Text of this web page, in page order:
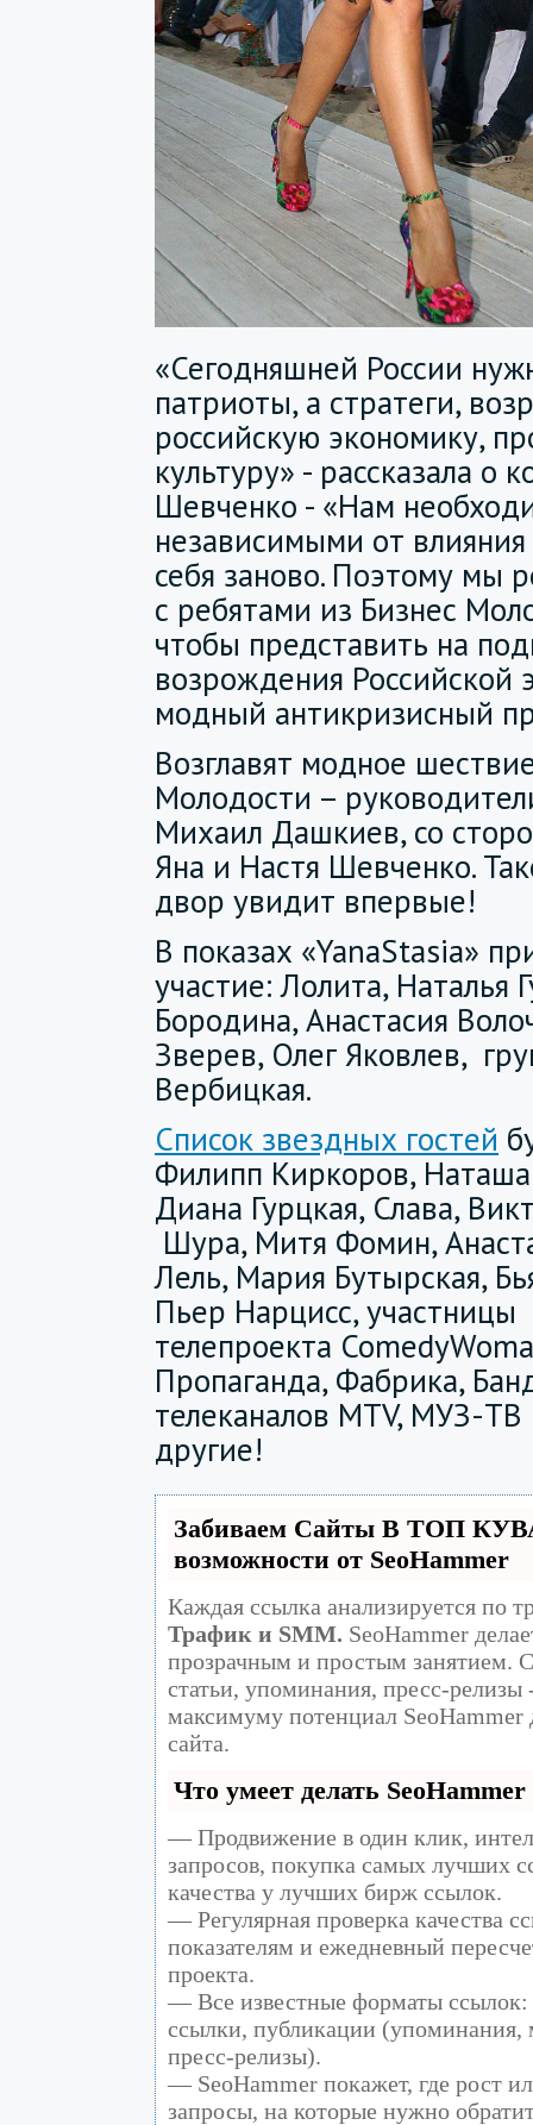
«Сегодняшней России
патриоты, а стратеги,
российскую экономику,
культуру» - рассказала о
Шевченко - «Нам
независимыми от
себя заново. Поэтому мы
с ребятами из Бизнес
чтобы представить на
возрождения Российской
модный антикризисный
Возглавят модное
Молодости –
Михаил Дашкиев, со
Яна и Настя Шевченко.
двор увидит впервые!
В показах «YanaStasia»
участие: Лолита, Наталья
Бородина, Анастасия
Зверев, Олег Яковлев,
Вербицкая.
Список звездных гостей
Филипп Киркоров,
Диана Гурцкая, Слава,
Шура, Митя Фомин,
Лель, Мария Бутырская,
Пьер Нарцисс, участницы
телепроекта
Пропаганда, Фабрика,
телеканалов MTV, МУЗ-
другие!
Забиваем Сайты В ТОП
возможности от SeoHammer
Каждая ссылка анализируется по
Трафик и SMM. SeoHammer
прозрачным и простым занятием.
статьи, упоминания, пресс-релизы
максимуму потенциал SeoHammer
сайта.
Что умеет делать SeoHammer
— Продвижение в один клик,
запросов, покупка самых лучших
качества у лучших бирж ссылок.
— Регулярная проверка качества
показателям и ежедневный
проекта.
— Все известные форматы ссылок:
ссылки, публикации (упоминания,
пресс-релизы).
— SeoHammer покажет, где рост
запросы, на которые нужно